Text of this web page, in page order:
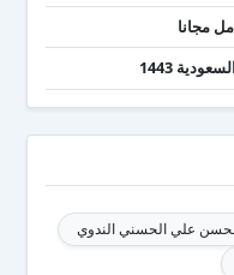
علي الحسني الندوي